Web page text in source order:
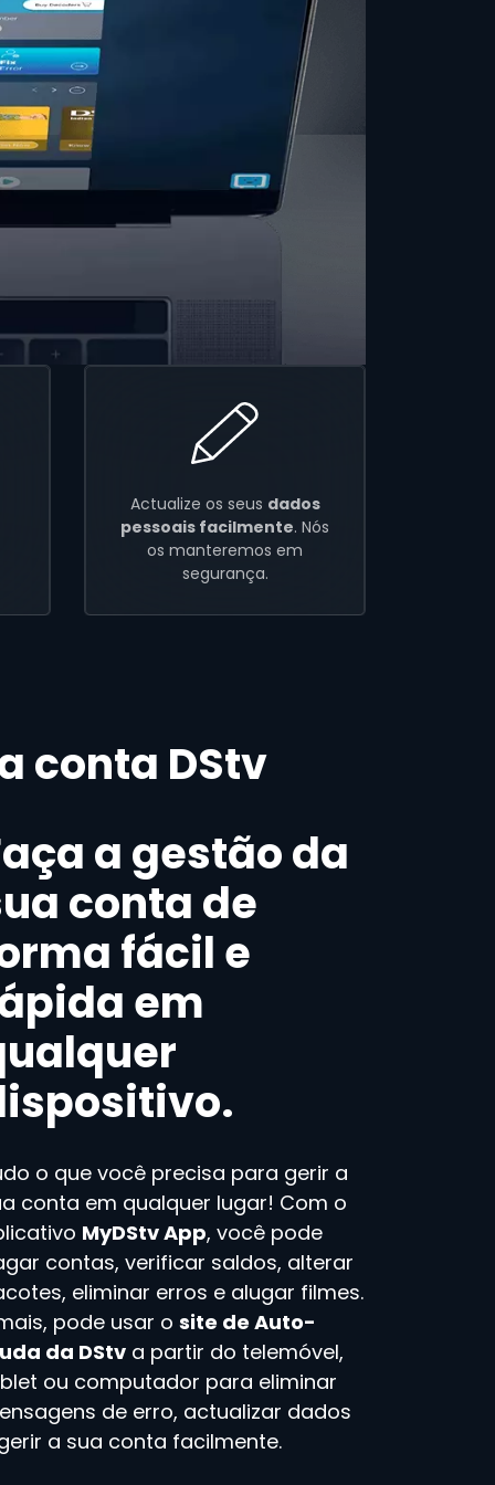
Actualize os seus dados
pessoais facilmente. Nós
os manteremos em
segurança.
conta DStv
a gestão da
conta de
fácil e
em
o que você precisa para gerir a
conta em qualquer lugar! Com o
MyDStv App, você pode
contas, verificar saldos, alterar
eliminar erros e alugar filmes.
pode usar o site de Auto-
da DStv a partir do telemóvel,
ou computador para eliminar
de erro, actualizar dados
a sua conta facilmente.